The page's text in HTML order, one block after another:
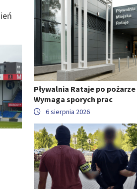
Pływalnia Rataje po
Wymaga sporych prac
6 sierpnia 2026